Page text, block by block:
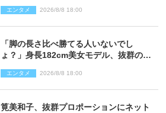
エンタメ 2026/8/8 18:00
「脚の長さ比べ勝てる人いないでし
ょ？」身長182cm美女モデル、抜群のプ
エンタメ 2026/8/8 18:00
筧美和子、抜群プロポーションにネット